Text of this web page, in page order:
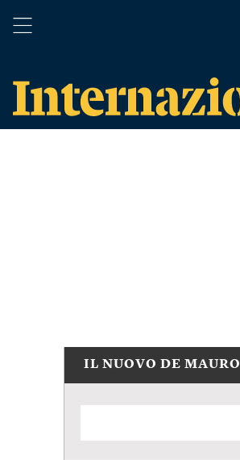
IL NUOVO DE MAURO